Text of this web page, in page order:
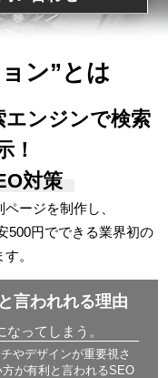
ン”とは
エンジンで検索
！
対策
ージを制作し、
500円でできる業界初の
。
言われれる理由
ってしまう。
やデザインが重要視さ
が有利と言われるSEO